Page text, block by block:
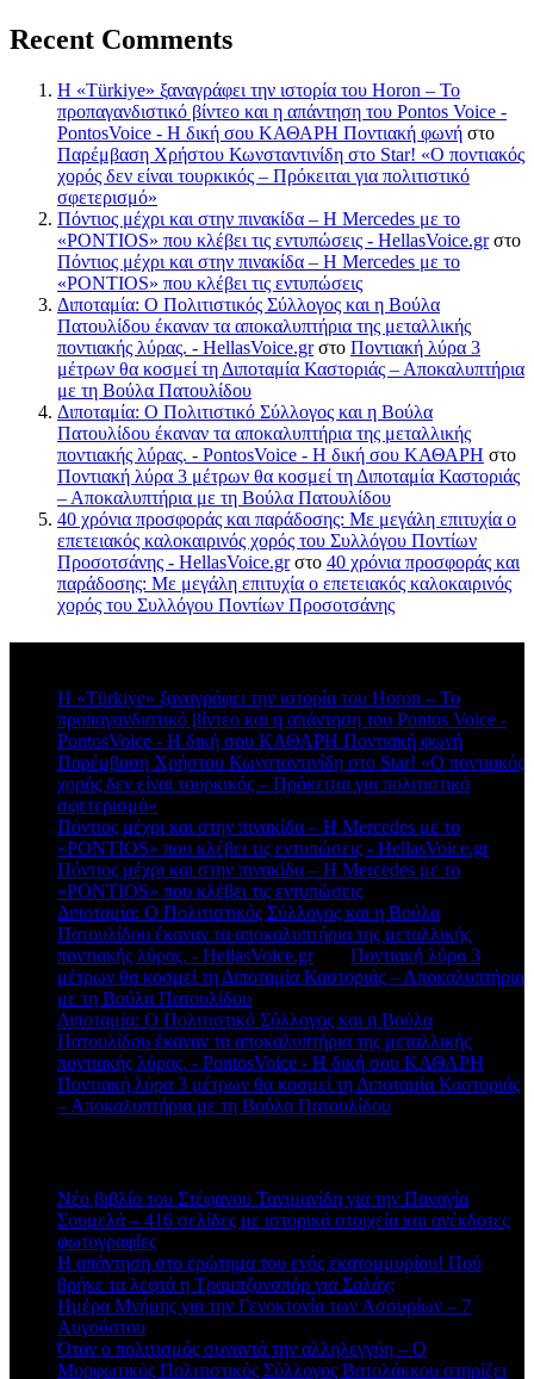
Recent Comments
Η «Türkiye» ξαναγράφει την ιστορία του Horon – Το
προπαγανδιστικό βίντεο και η απάντηση του Pontos Voice -
PontosVoice - H δική σου ΚΑΘΑΡΗ Ποντιακή φωνή στο
Παρέμβαση Χρήστου Κωνσταντινίδη στο Star! «Ο ποντιακός
χορός δεν είναι τουρκικός – Πρόκειται για πολιτιστικό
σφετερισμό»
Πόντιος μέχρι και στην πινακίδα – Η Mercedes με το
«PONTIOS» που κλέβει τις εντυπώσεις - HellasVoice.grστο
Πόντιος μέχρι και στην πινακίδα – Η Mercedes με το
«PONTIOS» που κλέβει τις εντυπώσεις
Διποταμία: Ο Πολιτιστικός Σύλλογος και η Βούλα
Πατουλίδου έκαναν τα αποκαλυπτήρια της μεταλλικής
ποντιακής λύρας. - HellasVoice.grστο Ποντιακή λύρα 3
μέτρων θα κοσμεί τη Διποταμία Καστοριάς – Αποκαλυπτήρια
με τη Βούλα Πατουλίδου
Διποταμία: Ο Πολιτιστικό Σύλλογος και η Βούλα
Πατουλίδου έκαναν τα αποκαλυπτήρια της μεταλλικής
ποντιακής λύρας. - PontosVoice - H δική σου ΚΑΘΑΡΗ στο
Ποντιακή λύρα 3 μέτρων θα κοσμεί τη Διποταμία Καστοριάς
– Αποκαλυπτήρια με τη Βούλα Πατουλίδου
40 χρόνια προσφοράς και παράδοσης: Με μεγάλη επιτυχία ο
επετειακός καλοκαιρινός χορός του Συλλόγου Ποντίων
Προσοτσάνης - HellasVoice.grστο 40 χρόνια προσφοράς και
παράδοσης: Με μεγάλη επιτυχία ο επετειακός καλοκαιρινός
χορός του Συλλόγου Ποντίων Προσοτσάνης
Η «Türkiye» ξαναγράφει την ιστορία του Horon – Το
προπαγανδιστικό βίντεο και η απάντηση του Pontos Voice -
PontosVoice - H δική σου ΚΑΘΑΡΗ Ποντιακή φωνή
Παρέμβαση Χρήστου Κωνσταντινίδη στο Star! «Ο ποντιακός
χορός δεν είναι τουρκικός – Πρόκειται για πολιτιστικό
σφετερισμό»
Πόντιος μέχρι και στην πινακίδα – Η Mercedes με το
«PONTIOS» που κλέβει τις εντυπώσεις - HellasVoice.grστο
Πόντιος μέχρι και στην πινακίδα – Η Mercedes με το
«PONTIOS» που κλέβει τις εντυπώσεις
Διποταμία: Ο Πολιτιστικός Σύλλογος και η Βούλα
Πατουλίδου έκαναν τα αποκαλυπτήρια της μεταλλικής
ποντιακής λύρας. - HellasVoice.grστο Ποντιακή λύρα 3
μέτρων θα κοσμεί τη Διποταμία Καστοριάς – Αποκαλυπτήρια
με τη Βούλα Πατουλίδου
Διποταμία: Ο Πολιτιστικό Σύλλογος και η Βούλα
Πατουλίδου έκαναν τα αποκαλυπτήρια της μεταλλικής
ποντιακής λύρας. - PontosVoice - H δική σου ΚΑΘΑΡΗ
Ποντιακή λύρα 3 μέτρων θα κοσμεί τη Διποταμία Καστοριάς
– Αποκαλυπτήρια με τη Βούλα Πατουλίδου
Νέο βιβλίο του Στέφανου Τανιμανίδη για την Παναγία
Σουμελά – 416 σελίδες με ιστορικά στοιχεία και ανέκδοτες
φωτογραφίες
Η απάντηση στο ερώτημα του ενός εκατομμυρίου! Πού
βρήκε τα λεφτά η Τραμπζονσπόρ για Σαλάχ;
Ημέρα Μνήμης για την Γενοκτονία των Ασσυρίων – 7
Αυγούστου
Όταν ο πολιτισμός συναντά την αλληλεγγύη – Ο
Μορφωτικός Πολιτιστικός Σύλλογος Βατολάκκου στηρίζει